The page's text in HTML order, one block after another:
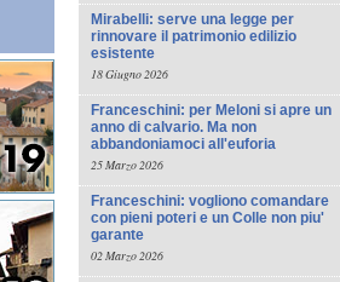
Mirabelli: serve una legge per
rinnovare il patrimonio edilizio
esistente
18 Giugno 2026
Franceschini: per Meloni si apre un
anno di calvario. Ma non
abbandoniamoci all'euforia
25 Marzo 2026
Franceschini: vogliono comandare
con pieni poteri e un Colle non piu'
garante
02 Marzo 2026